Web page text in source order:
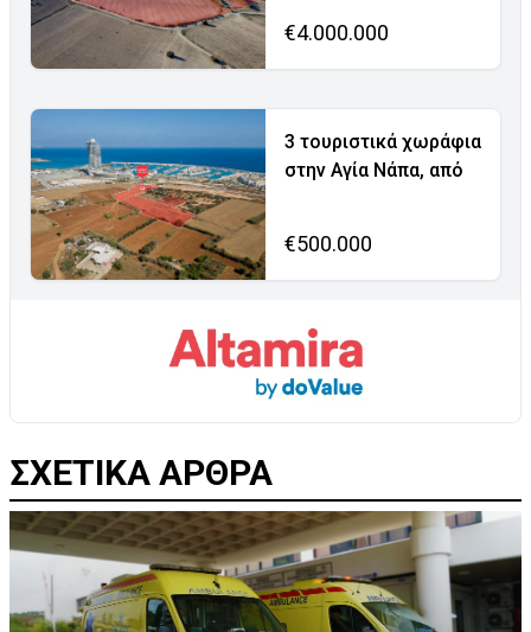
€4.000.000
3 τουριστικά χωράφια
στην Αγία Νάπα, από
€500.000
ΣΧΕΤΙΚΑ ΑΡΘΡΑ